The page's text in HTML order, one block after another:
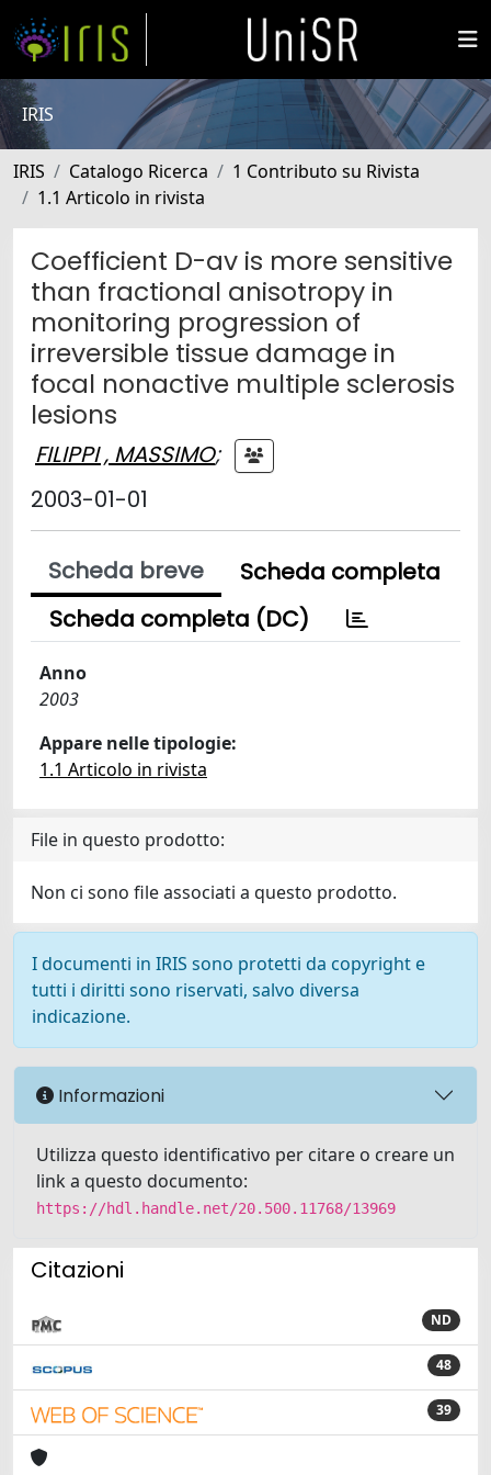
IRIS
IRIS Catalogo Ricerca
1 Contributo su Rivista
1.1 Articolo in rivista
Coefficient D-av is more sensitive
than fractional anisotropy in
monitoring progression of
irreversible tissue damage in
focal nonactive multiple sclerosis
lesions
FILIPPI , MASSIMO;
2003-01-01
Scheda breve
Scheda completa
Scheda completa (DC)
Anno
2003
Appare nelle tipologie:
1.1 Articolo in rivista
File in questo prodotto:
Non ci sono file associati a questo prodotto.
I documenti in IRIS sono protetti da copyright e
tutti i diritti sono riservati, salvo diversa
indicazione.
Informazioni
Utilizza questo identificativo per citare o creare un
link a questo documento:
https://hdl.handle.net/20.500.11768/13969
Citazioni
ND
48
39